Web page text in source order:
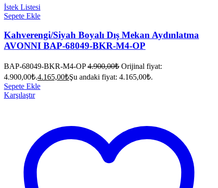
İstek Listesi
Sepete Ekle
Kahverengi/Siyah Boyalı Dış Mekan Aydınlatma
AVONNI BAP-68049-BKR-M4-OP
BAP-68049-BKR-M4-OP 4.900,00₺ Orijinal fiyat:
4.900,00₺.4.165,00₺Şu andaki fiyat: 4.165,00₺.
Sepete Ekle
Karşılaştır